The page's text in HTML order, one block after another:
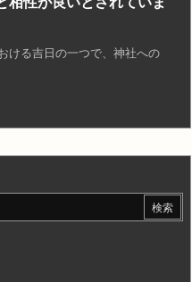
ける吉日の一つで、神社への